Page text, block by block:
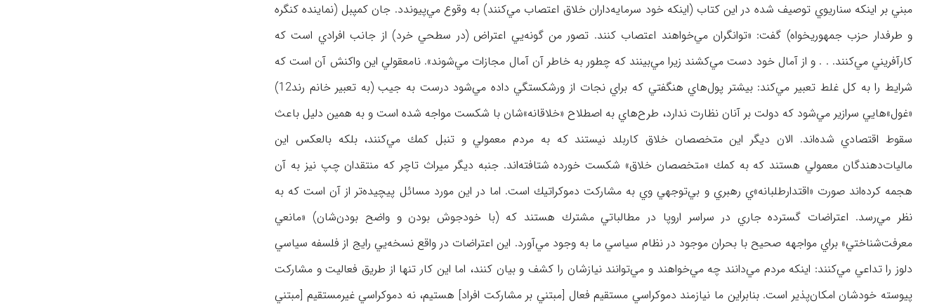
مبني بر اينكه سناريوي توصيف شده در اين كتاب (اينكه خود سرمايه‌داران خلاق اعتصاب مي‌كنند) به وقوع مي‌پيوندد. جان كمپبل (نماينده كنگره
و طرفدار حزب جمهوريخواه) گفت: «توانگران مي‌خواهند اعتصاب كنند. تصور من گونه‌يي اعتراض (در سطحي خرد) از جانب افرادي است كه
كار‌آفريني مي‌كنند. . . و از آمال خود دست مي‌كشند زيرا مي‌بينند كه چطور به خاطر آن‌‌ آمال مجازات مي‌شوند». نامعقولي اين واكنش آن است كه
شرايط را به كل غلط تعبير مي‌كند: بيشتر پول‌هاي هنگفتي كه براي نجات از ورشكستگي داده مي‌شود درست به جيب (به تعبير خانم رند12)
«غول‌»هايي سرازير مي‌شود كه دولت بر آنان نظارت ندارد، طرح‌هاي به اصطلاح «خلاقانه»‌شان با شكست مواجه شده است و به همين دليل باعث
سقوط اقتصادي شده‌اند. الان ديگر اين متخصصان خلاق كاربلد نيستند كه به مردم معمولي و تنبل كمك مي‌كنند، بلكه بالعكس اين
ماليات‌دهندگان معمولي هستند كه به كمك «متخصصان خلاق» شكست خورده شتافته‌اند. جنبه ديگر ميراث تاچر كه منتقدان چپ نيز به آن
هجمه كرده‌اند صورت «اقتدارطلبانه»‌ي رهبري و بي‌توجهي وي به مشاركت دموكراتيك است. اما در اين مورد مسائل پيچيده‌تر از آن است كه به
نظر مي‌رسد. اعتراضات گسترده جاري در سراسر اروپا در مطالباتي مشترك هستند كه (با خودجوش بودن و واضح بودن‌شان) «مانعي
معرفت‌شناختي» براي مواجهه صحيح با بحران موجود در نظام سياسي ما به وجود مي‌آورد. اين‌ اعتراضات در واقع نسخه‌يي رايج از فلسفه سياسي
دلوز را تداعي مي‌كنند: اينكه مردم مي‌دانند چه مي‌خواهند و مي‌توانند نيازشان را كشف و بيان كنند، اما اين كار تنها از طريق فعاليت و مشاركت
پيوسته خودشان امكان‌پذير است. بنابراين ما نيازمند دموكراسي مستقيم فعال [مبتني بر مشاركت افراد] هستيم، نه دموكراسي غير‌مستقيم [مبتني